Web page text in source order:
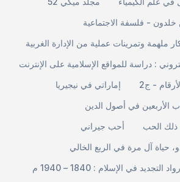
خلدون - فلسفة الاجتماعية
ملهمة وتمرينات عملية من الإدارة الغربية
: دراسة للمواقع الإسلامية على الإنترنت
إماراتي في نيجيريا
- ج2
الأربعين في أصول الدين
أحب جيراني
ذلك الحب
حياة آل مرة في الربع الخالي
رواد التجديد في الإسلام : 1840 – 1940 م